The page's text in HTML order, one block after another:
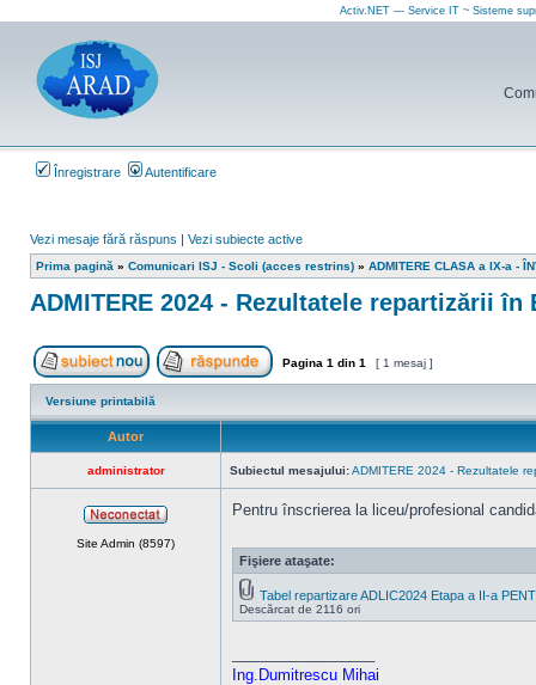
Activ.NET — Service IT ~ Sisteme
Înregistrare Autentificare
Vezi mesaje fără răspuns | Vezi subiecte active
Prima pagină » Comunicari ISJ - Scoli (acces restrins) » ADMITERE CLASA a IX-a -
ADMITERE 2024 - Rezultatele repartizării în
Scrie un subiect nou Răspunde la subiect
Pagina 1 din 1 [ 1 mesaj ]
Versiune printabilă
Autor
administrator Subiectul mesajului:ADMITERE 2024 - Rezultatele
Site Admin (8597)
Pentru înscrierea la liceu/profesional
Fişiere ataşate:
Tabel repartizare ADLIC2024 Etapa a II-a
Descărcat de 2116 ori
Ing.Dumitrescu Mihai